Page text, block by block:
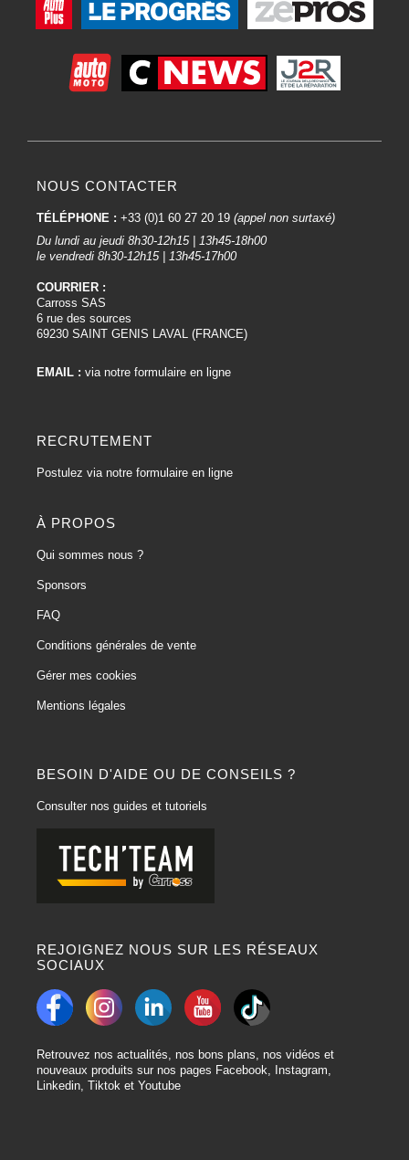
BESOIN D'AIDE OU DE CONSEILS ?
Consulter nos guides et tutoriels
REJOIGNEZ NOUS SUR LES RÉSEAUX
SOCIAUX
Retrouvez nos actualités, nos bons plans, nos vidéos et
nouveaux produits sur nos pages Facebook, Instagram,
Linkedin, Tiktok et Youtube
NOUS CONTACTER
TÉLÉPHONE : +33 (0)1 60 27 20 19 (appel non surtaxé)
Du lundi au jeudi 8h30-12h15 | 13h45-18h00
le vendredi 8h30-12h15 | 13h45-17h00
COURRIER :
Carross SAS
6 rue des sources
69230 SAINT GENIS LAVAL (FRANCE)
EMAIL : via notre formulaire en ligne
RECRUTEMENT
Postulez via notre formulaire en ligne
À PROPOS
Qui sommes nous ?
Sponsors
FAQ
Conditions générales de vente
Gérer mes cookies
Mentions légales